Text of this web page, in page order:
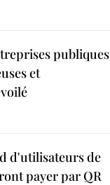
publiques
et
d'utilisateurs de
payer par QR